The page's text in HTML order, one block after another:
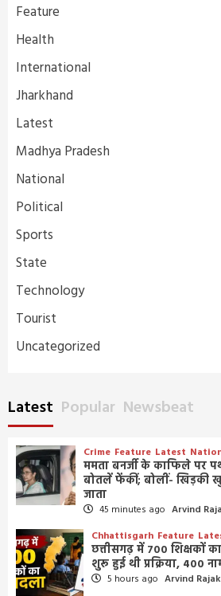
Feature
Health
International
Jharkhand
Latest
Madhya Pradesh
National
Political
Sports
State
Technology
Tourist
Uncategorized
Latest Popular Newsbeat
Crime Feature Latest
ममता बनर्जी के काफिले पर
बोतलें फेंकीं; बोलीं- खिड़की
जाता
45 minutes ago Arvind
Chhattisgarh Feature
छत्तीसगढ़ में 700 शिक्षकों
शुरू हुई थी प्रक्रिया, 400
5 hours ago Arvind Rajak